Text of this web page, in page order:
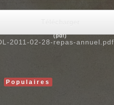
Télécharger
(pdf)
2011-02-28-repas-annuel.pdf
Populaires